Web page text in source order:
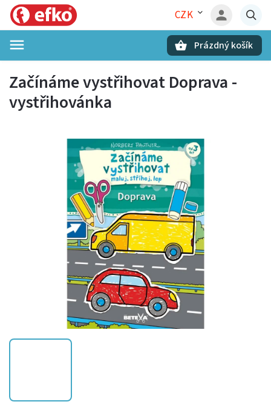
CZK
Prázdný košík
Začínáme vystřihovat Doprava -
vystřihovánka